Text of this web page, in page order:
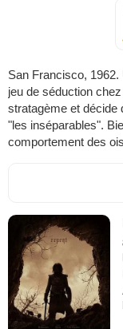
San Francisco,
jeu de séduction
stratagème et décide
"les inséparables".
comportement des